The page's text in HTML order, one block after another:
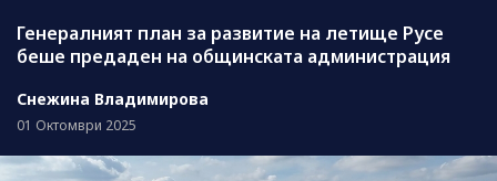
Генералният план за развитие на летище Русе
беше предаден на общинската администрация
Снежина Владимирова
01 Октомври 2025